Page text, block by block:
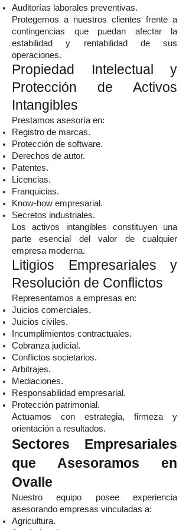
Auditorías laborales preventivas.
Protegemos a nuestros clientes frente a
contingencias que puedan afectar la
estabilidad y rentabilidad de sus
operaciones.
Propiedad Intelectual y
Protección de Activos
Intangibles
Prestamos asesoría en:
Registro de marcas.
Protección de software.
Derechos de autor.
Patentes.
Licencias.
Franquicias.
Know-how empresarial.
Secretos industriales.
Los activos intangibles constituyen una
parte esencial del valor de cualquier
empresa moderna.
Litigios Empresariales y
Resolución de Conflictos
Representamos a empresas en:
Juicios comerciales.
Juicios civiles.
Incumplimientos contractuales.
Cobranza judicial.
Conflictos societarios.
Arbitrajes.
Mediaciones.
Responsabilidad empresarial.
Protección patrimonial.
Actuamos con estrategia, firmeza y
orientación a resultados.
Sectores Empresariales
que Asesoramos en
Ovalle
Nuestro equipo posee experiencia
asesorando empresas vinculadas a:
Agricultura.